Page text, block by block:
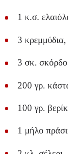
1 κ.σ.
3
3 σκ. σκόρδο
200 γρ.
100 γρ.
1 μήλο